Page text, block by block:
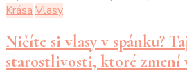
Krása Vlasy
Ničíte si vlasy v spánku?
starostlivosti, ktoré zmení